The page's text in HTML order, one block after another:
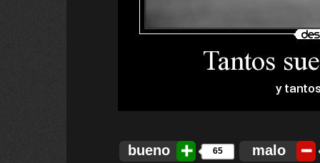
bueno 65 malo